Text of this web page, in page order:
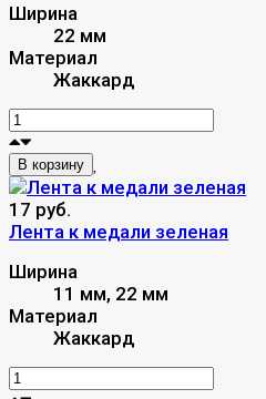
Ширина
22 мм
Материал
Жаккард
В корзину
17 руб.
Лента к медали зеленая
Ширина
11 мм, 22 мм
Материал
Жаккард